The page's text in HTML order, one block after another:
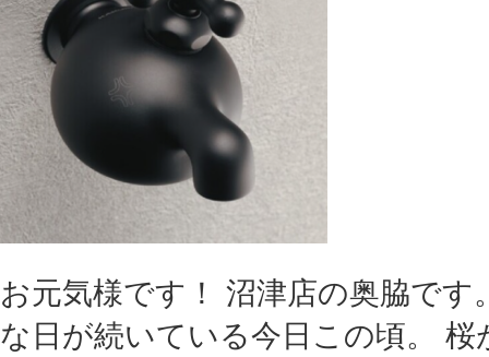
お元気様です！ 沼津店の奥脇で
な日が続いている今日この頃。 桜